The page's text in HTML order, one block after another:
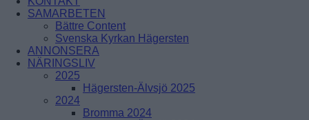
ÅRSTADAL
ÄLVSJÖ
SOLBERGA
BREDÄNG
SKÄRHOLMEN
SÄTRA
VÅRBERG
Enskede-Årsta-Vantör
SAMARBETEN
Bättre Content
Svenska Kyrkan Hägersten
ANNONSERA
NÄRINGSLIV
2025
Hägersten-Älvsjö 2025
2024
Bromma 2024